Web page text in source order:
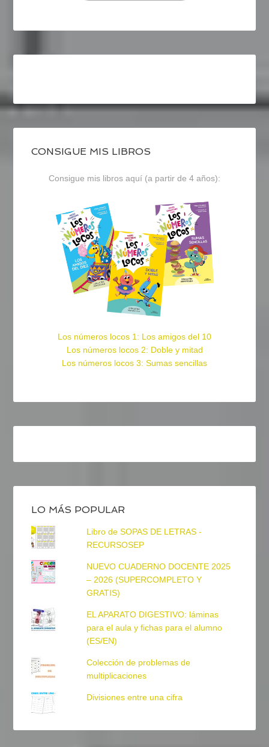
CONSIGUE MIS LIBROS
Consigue mis libros aquí (a partir de 4 años):
Los números locos 1: Los amigos del 10
Los números locos 2: Doble y mitad
Los números locos 3: Sumas sencillas
LO MÁS POPULAR
Libro de SOPAS DE LETRAS -
RECURSOSEP
NUEVO CUADERNO DOCENTE 2025
– 2026 (SUPERCOMPLETO Y
GRATIS)
EL APARATO DIGESTIVO: láminas
para el aula y fichas para el alumno
(ES/EN)
Colección de problemas de
multiplicaciones
Divisiones entre una cifra